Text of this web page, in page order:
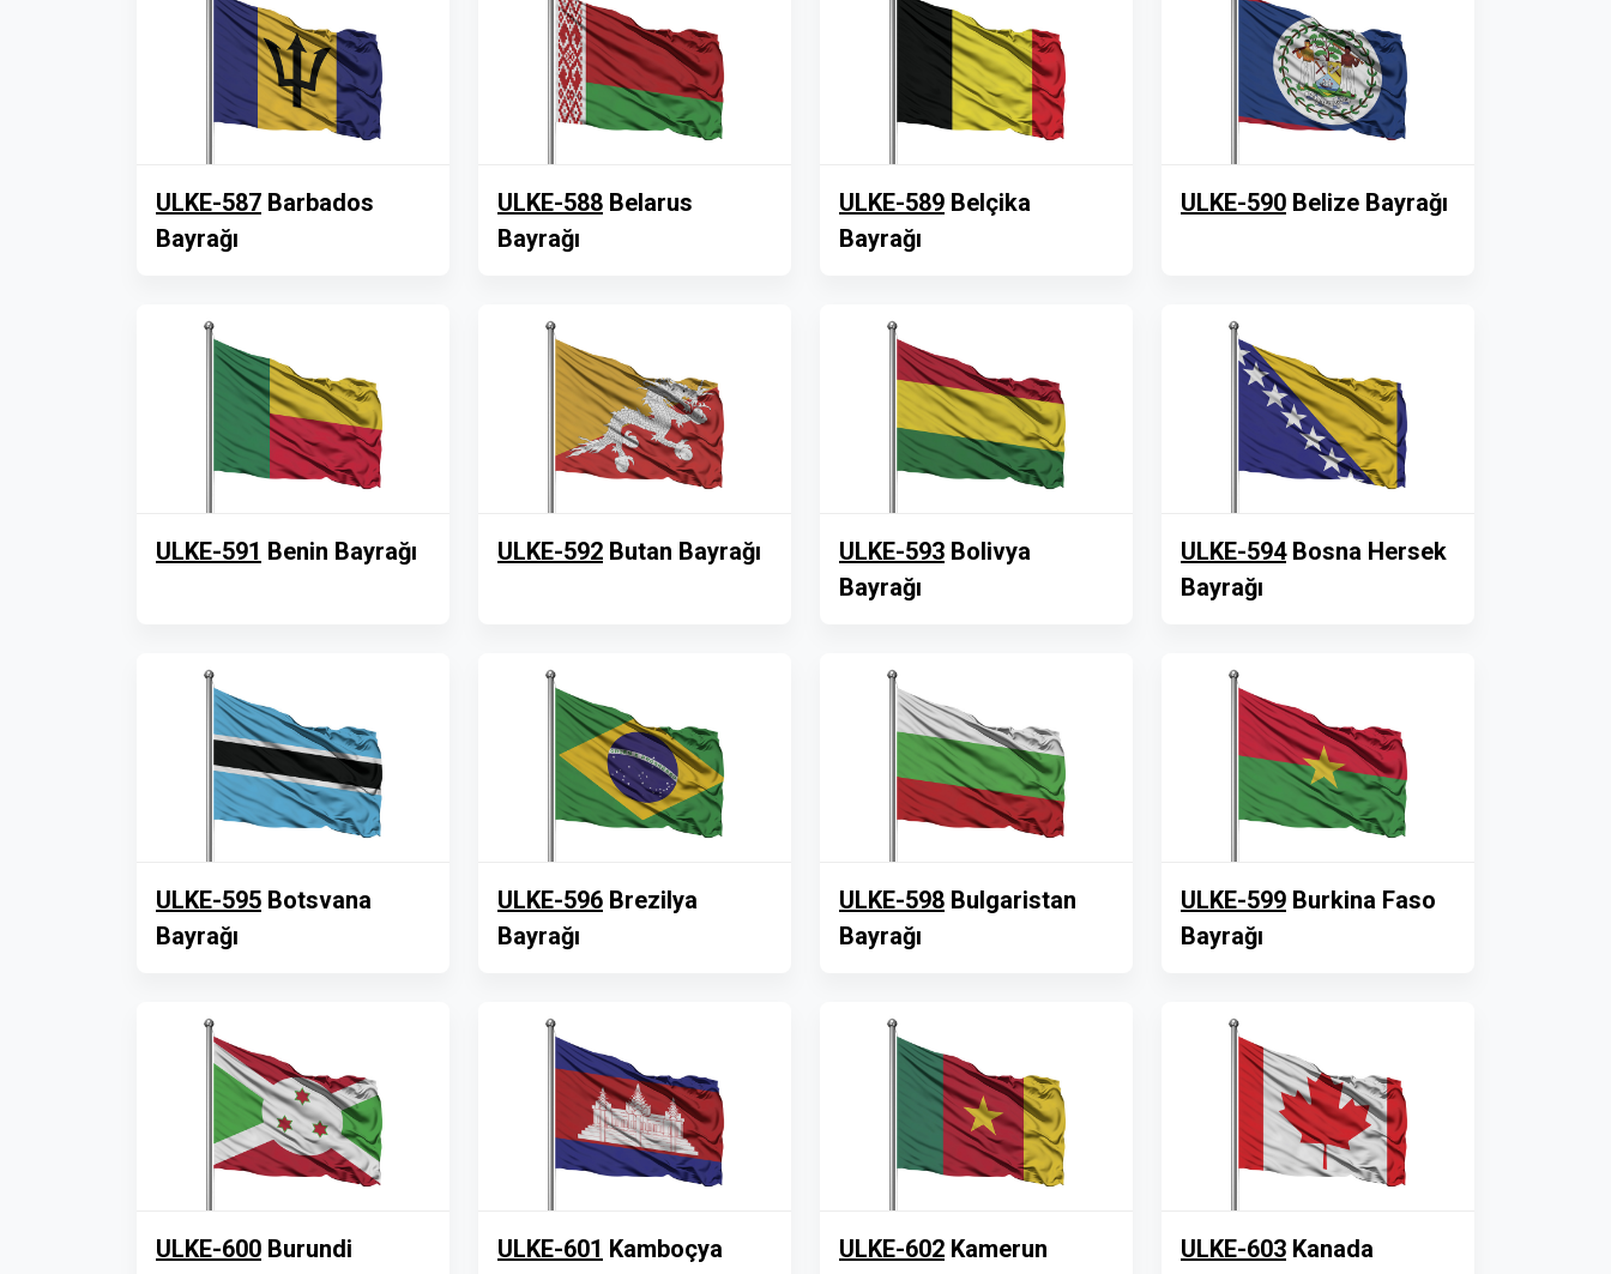
ULKE-587 Barbados
Bayrağı
ULKE-588 Belarus
Bayrağı
ULKE-589 Belçika
Bayrağı
ULKE-590 Belize Bayrağı
ULKE-591 Benin Bayrağı ULKE-592 Butan Bayrağı ULKE-593 Bolivya
Bayrağı
ULKE-594Bosna Hersek
Bayrağı
ULKE-595 Botsvana
Bayrağı
ULKE-596 Brezilya
Bayrağı
ULKE-598 Bulgaristan
Bayrağı
ULKE-599 Burkina Faso
Bayrağı
ULKE-600 Burundi
ULKE-601 Kamboçya
ULKE-602 Kamerun
ULKE-603 Kanada